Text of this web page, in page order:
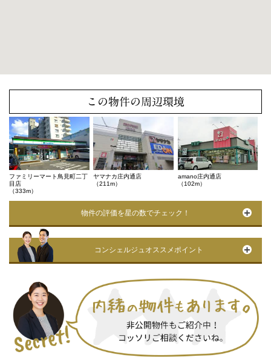
この物件の周辺環境
ファミリーマート鳥見町二丁
目店
（333m）
ヤマナカ庄内通店
（211m）
amano庄内通店
（102m）
物件の評価を星の数でチェック！
コンシェルジュオススメポイント